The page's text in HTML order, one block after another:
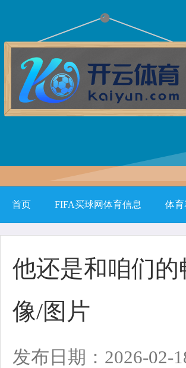
首页 FIFA买球网体育信息 体育
他还是和咱们
像/图片
发布日期：2026-